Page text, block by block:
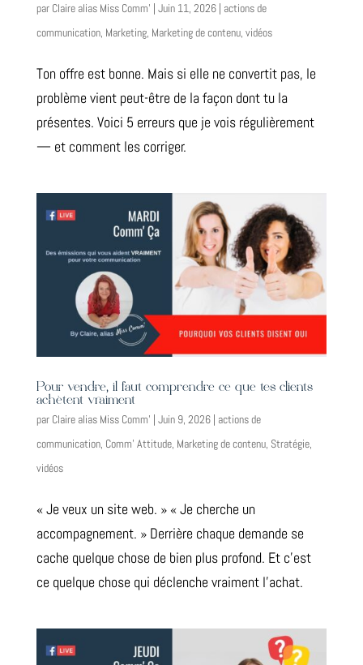
par Claire alias Miss Comm' | Juin 11, 2026| actions de
communication, Marketing, Marketing de contenu, vidéos
Ton offre est bonne. Mais si elle ne convertit pas, le
problème vient peut-être de la façon dont tu la
présentes. Voici 5 erreurs que je vois régulièrement
— et comment les corriger.
Pour vendre, il faut comprendre ce que tes clients
achètent vraiment
par Claire alias Miss Comm' | Juin 9, 2026| actions de
communication, Comm' Attitude, Marketing de contenu, Stratégie,
vidéos
« Je veux un site web. » « Je cherche un
accompagnement. » Derrière chaque demande se
cache quelque chose de bien plus profond. Et c’est
ce quelque chose qui déclenche vraiment l’achat.